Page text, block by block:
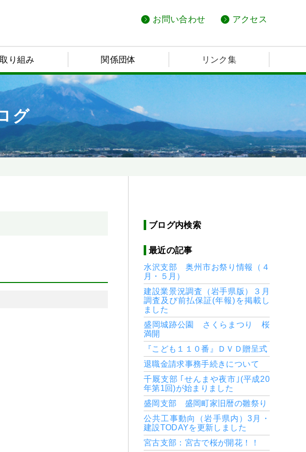
お問い合わせ アクセス
取り組み 関係団体 リンク集
グ
ブログ内検索
最近の記事
水沢支部 奥州市お祭り情報（４
月・５月）
建設業景況調査（岩手県版）３月
調査及び前払保証(年報)を掲載し
ました
盛岡城跡公園 さくらまつり 桜
満開
『こども１１０番』ＤＶＤ贈呈式
退職金請求事務手続きについて
千厩支部 ｢せんまや夜市｣(平成20
年第1回)が始まりました
盛岡支部 盛岡町家旧暦の雛祭り
公共工事動向（岩手県内）3月・
建設TODAYを更新しました
宮古支部：宮古で桜が開花！！